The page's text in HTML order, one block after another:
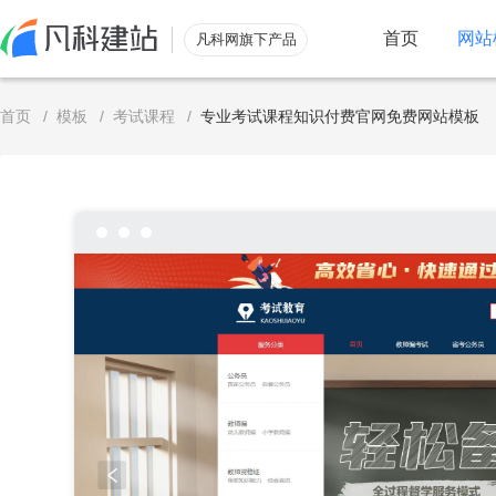
凡科网旗下产品 首页 网
首页 / 模板 / 考试课程 / 专业考试课程知识付费官网免费网站模板
服